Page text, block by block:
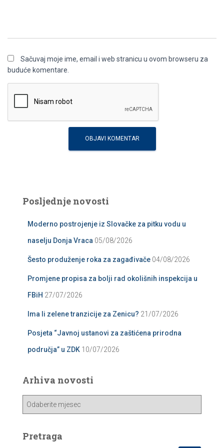
Sačuvaj moje ime, email i web stranicu u ovom browseru za
buduće komentare.
Posljednje novosti
Moderno postrojenje iz Slovačke za pitku vodu u
naselju Donja Vraca 05/08/2026
Šesto produženje roka za zagađivače 04/08/2026
Promjene propisa za bolji rad okolišnih inspekcija u
FBiH 27/07/2026
Ima li zelene tranzicije za Zenicu? 21/07/2026
Posjeta “Javnoj ustanovi za zaštićena prirodna
područja” u ZDK 10/07/2026
Arhiva novosti
iPretraga